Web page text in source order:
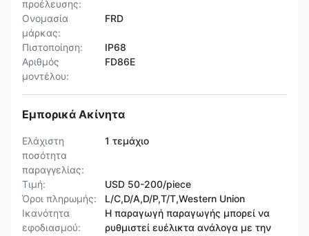
προέλευσης:
Ονομασία
μάρκας:
FRD
Πιστοποίηση:
IP68
Αριθμός
μοντέλου:
FD86E
Εμπορικά Ακίνητα
Ελάχιστη
ποσότητα
παραγγελίας:
1 τεμάχιο
Τιμή:
USD 50-200/piece
Όροι πληρωμής:
L/C,D/A,D/P,T/T,Western Union
Ικανότητα
εφοδιασμού:
Η παραγωγή παραγωγής μπορεί να
ρυθμιστεί ευέλικτα ανάλογα με την